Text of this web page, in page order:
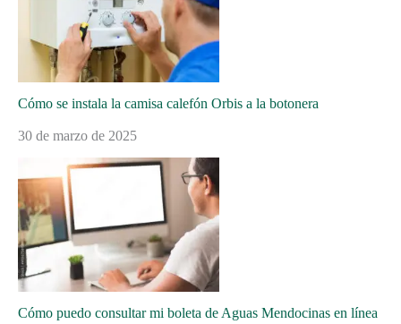
Cómo se instala la camisa calefón Orbis a la botonera
30 de marzo de 2025
Cómo puedo consultar mi boleta de Aguas Mendocinas en línea